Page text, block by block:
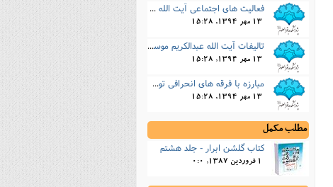
فعالیت های اجتماعی آیت الله عبدالکریم موسوی اردبیلی
13 مهر 1394, 15:28
تالیفات آیت الله عبدالکریم موسوی اردبیلی
13 مهر 1394, 15:28
مبارزه با فرقه های انحرافی توسط آیت الله عبدالکریم موسوی اردبیلی
13 مهر 1394, 15:28
مطلب مکمل
کتاب گلشن ابرار - جلد هشتم
1 فروردین 1387, 0:0